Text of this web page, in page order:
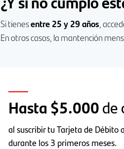
Si tienesentre 25 y 29 años ,
En otros casos, la mantención
Hasta $5.000de
al suscribir tu Tarjeta de
durante los 3 primeros meses.